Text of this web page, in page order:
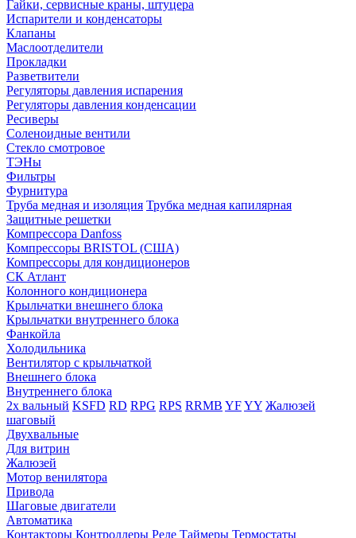
Гайки, сервисные краны, штуцера
Испарители и конденсаторы
Клапаны
Маслоотделители
Прокладки
Разветвители
Регуляторы давления испарения
Регуляторы давления конденсации
Ресиверы
Соленоидные вентили
Стекло смотровое
ТЭНы
Фильтры
Фурнитура
Труба медная и изоляция Трубка медная капилярная
Защитные решетки
Компрессора Danfoss
Компрессоры BRISTOL (США)
Компрессоры для кондиционеров
СК Атлант
Колонного кондиционера
Крыльчатки внешнего блока
Крыльчатки внутреннего блока
Фанкойла
Холодильника
Вентилятор с крыльчаткой
Внешнего блока
Внутреннего блока
2х вальный KSFD RD RPG RPS RRMB YFYY Жалюзей
шаговый
Двухвальные
Для витрин
Жалюзей
Мотор венилятора
Привода
Шаговые двигатели
Автоматика
Контакторы Контроллеры Реле Таймеры Термостаты